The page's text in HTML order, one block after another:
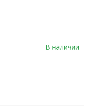
В наличии